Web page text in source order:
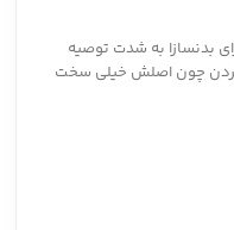
بدنسازا به شدت توصیه
چون اصلش خیلی سخت